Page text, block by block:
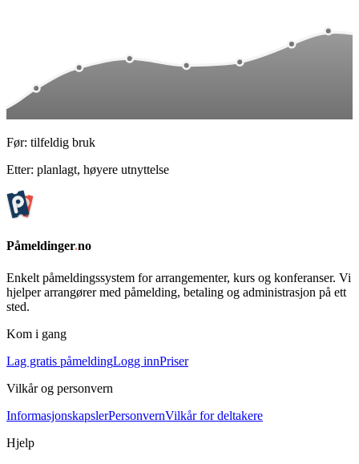
Før: tilfeldig bruk
Etter: planlagt, høyere utnyttelse
Påmeldinger.no
Enkelt påmeldingssystem for arrangementer, kurs og konferanser. Vi
hjelper arrangører med påmelding, betaling og administrasjon på ett
sted.
Kom i gang
Lag gratis påmeldingLogg innPriser
Vilkår og personvern
InformasjonskapslerPersonvernVilkår for deltakere
Hjelp